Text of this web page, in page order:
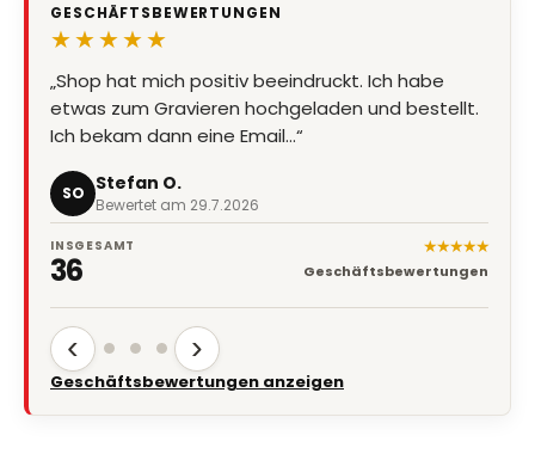
GESCHÄFTSBEWERTUNGEN
★★★★★
„Shop hat mich positiv beeindruckt. Ich habe
etwas zum Gravieren hochgeladen und bestellt.
Ich bekam dann eine Email…“
SO Stefan O.
Bewertet am 29.7.2026
INSGESAMT
36
★★★★★
Geschäftsbewertungen
‹ ›
Geschäftsbewertungen anzeigen